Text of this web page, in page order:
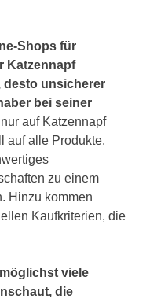
Shops für
Katzennapf
desto unsicherer
bei seiner
auf Katzennapf
auf alle Produkte.
zu einem
Hinzu kommen
Kaufkriterien, die
viele
die